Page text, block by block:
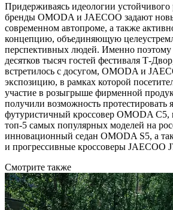
Придерживаясь идеологии устойчивого
бренды OMODA и JAECOO задают
современном автопроме, а также
концепцию, объединяющую
перспективных людей. Именно поэтому
десятков тысяч гостей фестиваля Т-
встретилось с досугом, OMODA и
экспозицию, в рамках которой
участие в розыгрыше фирменной
получили возможность протестировать
футуристичный кроссовер OMODA C5,
топ-5 самых популярных моделей на
инновационный седан OMODA S5, а
и прогрессивные кроссоверы JAECOO
Смотрите также